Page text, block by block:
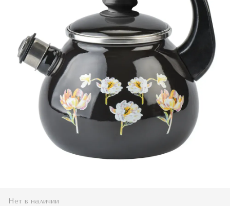
Нет в наличии